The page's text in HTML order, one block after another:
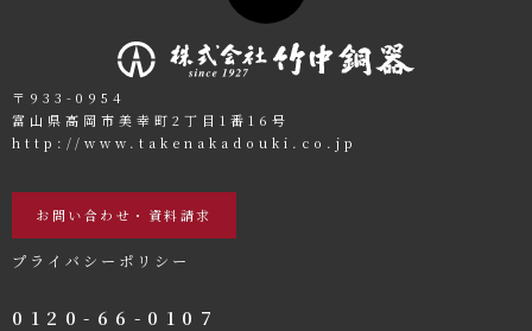
0120-66-0107
お問い合わせ・資料請求
プライバシーポリシー
〒933-0954
富山県高岡市美幸町2丁目1番16号
http://www.takenakadouki.co.jp